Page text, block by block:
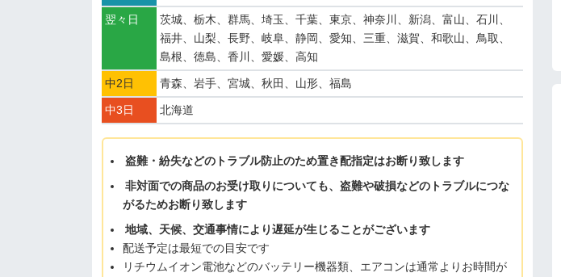
翌々日
茨城、栃木、群馬、埼玉、千葉、東京、神奈川、新潟、富山、石川、
福井、山梨、長野、岐阜、静岡、愛知、三重、滋賀、和歌山、鳥取、
島根、徳島、香川、愛媛、高知
中2日 青森、岩手、宮城、秋田、山形、福島
中3日 北海道
盗難・紛失などのトラブル防止のため置き配指定はお断り致します
非対面での商品のお受け取りについても、盗難や破損などのトラブルにつな
がるためお断り致します
地域、天候、交通事情により遅延が生じることがございます
配送予定は最短での目安です
リチウムイオン電池などのバッテリー機器類、エアコンは通常よりお時間が